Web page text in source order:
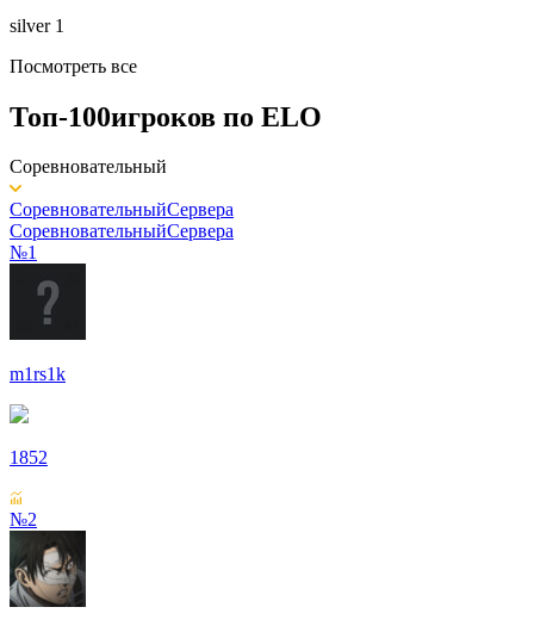
silver 1
Посмотреть все
Топ-100игроков по ELO
Соревновательный
СоревновательныйСервера
СоревновательныйСервера
№1
m1rs1k
1852
№2